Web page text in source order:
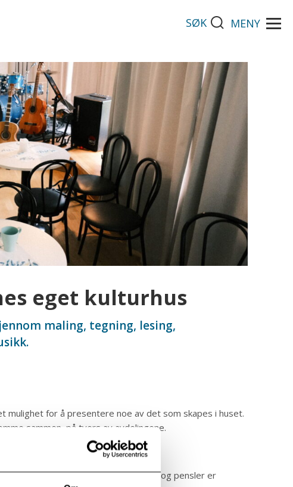
SØK MENY
eget kulturhus
maling, tegning, lesing,
mulighet for å presentere noe av det som skapes i huset.
sammen, på tvers av avdelingene.
for lerret som brukes, mens maling og pensler er